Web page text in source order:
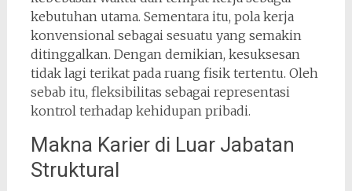
kebutuhan utama. Sementara itu, pola kerja
konvensional sebagai sesuatu yang semakin
ditinggalkan. Dengan demikian, kesuksesan
tidak lagi terikat pada ruang fisik tertentu. Oleh
sebab itu, fleksibilitas sebagai representasi
kontrol terhadap kehidupan pribadi.
Makna Karier di Luar Jabatan
Struktural